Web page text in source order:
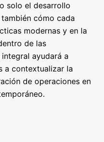
solo el desarrollo
cómo cada
modernas y en la
de las
ayudará a
a contextualizar la
de operaciones en